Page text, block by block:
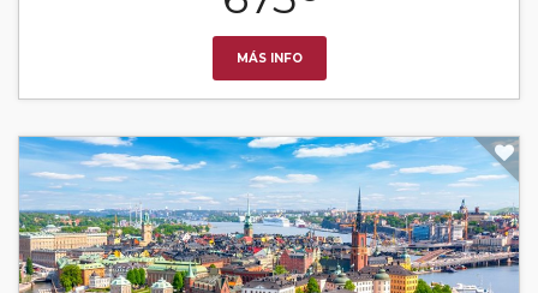
MÁS INFO